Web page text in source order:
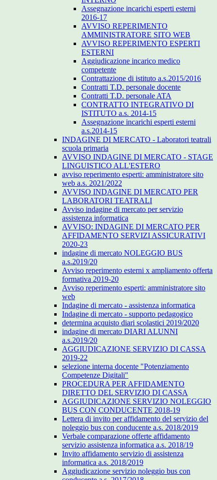
Assegnazione incarichi esperti esterni
2016-17
AVVISO REPERIMENTO
AMMINISTRATORE SITO WEB
AVVISO REPERIMENTO ESPERTI
ESTERNI
Aggiudicazione incarico medico
competente
Contrattazione di istituto a.s.2015/2016
Contratti T.D. personale docente
Contratti T.D. personale ATA
CONTRATTO INTEGRATIVO DI
ISTITUTO a.s. 2014-15
Assegnazione incarichi esperti esterni
a.s.2014-15
INDAGINE DI MERCATO - Laboratori teatrali
scuola primaria
AVVISO INDAGINE DI MERCATO - STAGE
LINGUISTICO ALL'ESTERO
avviso reperimento esperti: amministratore sito
web a.s. 2021/2022
AVVISO INDAGINE DI MERCATO PER
LABORATORI TEATRALI
Avviso indagine di mercato per servizio
assistenza informatica
AVVISO: INDAGINE DI MERCATO PER
AFFIDAMENTO SERVIZI ASSICURATIVI
2020-23
indagine di mercato NOLEGGIO BUS
a.s.2019/20
Avviso reperimento esterni x ampliamento offerta
formativa 2019-20
Avviso reperimento esperti: amministratore sito
web
Indagine di mercato - assistenza informatica
Indagine di mercato - supporto pedagogico
determina acquisto diari scolastici 2019/2020
indagine di mercato DIARI ALUNNI
a.s.2019/20
AGGIUDICAZIONE SERVIZIO DI CASSA
2019-22
selezione interna docente "Potenziamento
Competenze Digitali"
PROCEDURA PER AFFIDAMENTO
DIRETTO DEL SERVIZIO DI CASSA
AGGIUDICAZIONE SERVIZIO NOLEGGIO
BUS CON CONDUCENTE 2018-19
Lettera di invito per affidamento del servizio del
noleggio bus con conducente a.s. 2018/2019
Verbale comparazione offerte affidamento
servizio assistenza informatica a.s. 2018/19
Invito affidamento servizio di assistenza
informatica a.s. 2018/2019
Aggiudicazione servizio noleggio bus con